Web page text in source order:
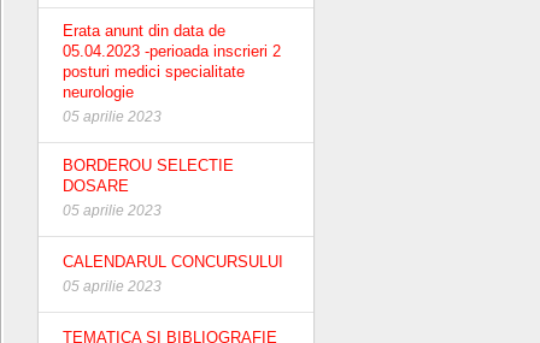
Erata anunt din data de
05.04.2023 -perioada inscrieri 2
posturi medici specialitate
neurologie
05 aprilie 2023
BORDEROU SELECTIE
DOSARE
05 aprilie 2023
CALENDARUL CONCURSULUI
05 aprilie 2023
TEMATICA SI BIBLIOGRAFIE